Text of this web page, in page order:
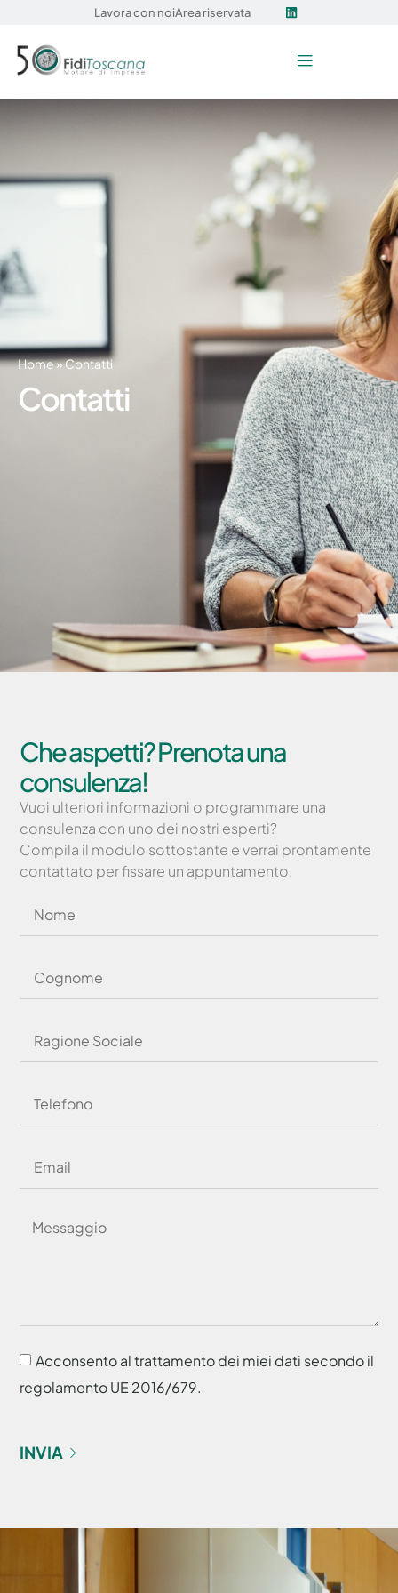
Lavora con noiArea riservata
Home»Contatti
Contatti
Che aspetti? Prenota una
consulenza!
Vuoi ulteriori informazioni o programmare una
consulenza con uno dei nostri esperti?
Compila il modulo sottostante e verrai prontamente
contattato per fissare un appuntamento.
Acconsento al trattamento dei miei dati secondo il
regolamento UE 2016/679.
INVIA